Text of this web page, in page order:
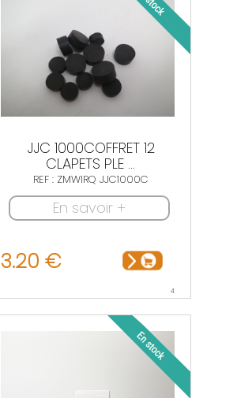
JJC 1000COFFRET 12
CLAPETS PLE ...
REF : ZMWIRQ JJC1000C
En savoir +
3.20 €
4